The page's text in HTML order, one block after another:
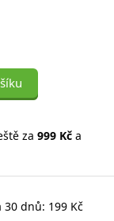
za 999 Kč a
30 dnů: 199 Kč